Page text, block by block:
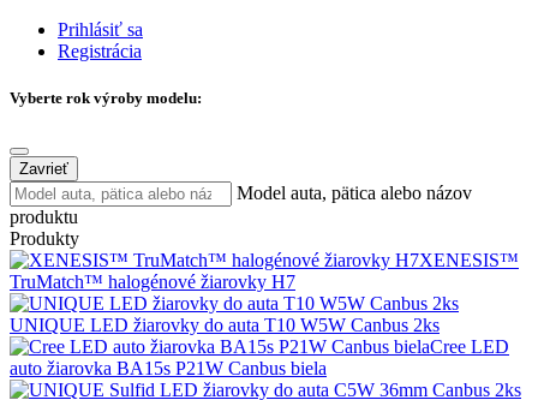
Prihlásiť sa
Registrácia
Vyberte rok výroby modelu:
Zavrieť
Model auta, pätica alebo názov
produktu
Produkty
XENESIS™
TruMatch™ halogénové žiarovky H7
UNIQUE LED žiarovky do auta T10 W5W Canbus 2ks
Cree LED
auto žiarovka BA15s P21W Canbus biela